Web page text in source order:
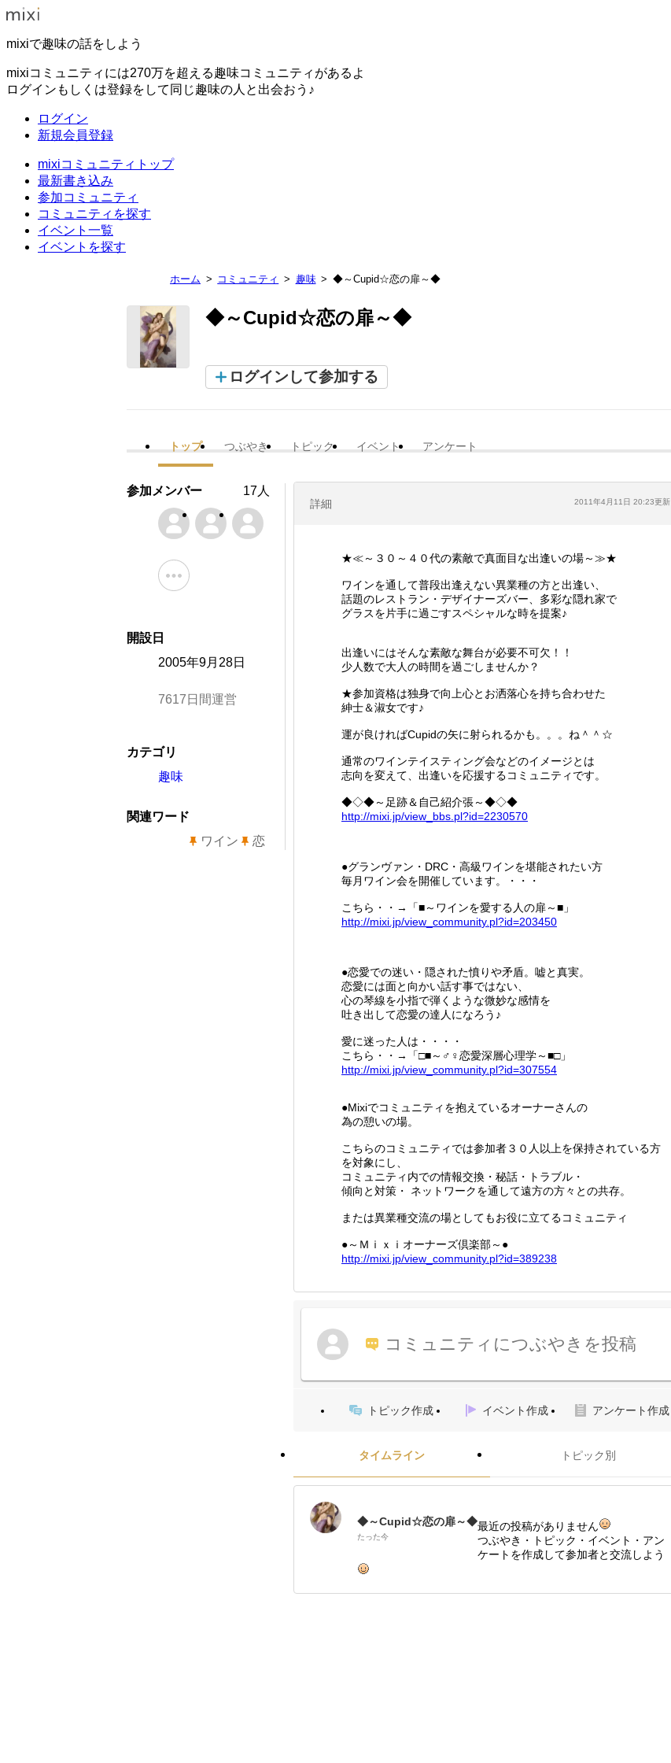
mixiで趣味の話をしよう
mixiコミュニティには270万を超える趣味コミュニティがあるよ
ログインもしくは登録をして同じ趣味の人と出会おう♪
ログイン
新規会員登録
mixiコミュニティトップ
最新書き込み
参加コミュニティ
コミュニティを探す
イベント一覧
イベントを探す
ホーム コミュニティ 趣味 ◆～Cupid☆恋の扉～◆
◆～Cupid☆恋の扉～◆
ログインして参加する
トップ つぶやき トピック イベント アンケート
詳細 2011年4月11日 20:23更新
★≪～３０～４０代の素敵で真面目な出逢いの場～≫★
ワインを通して普段出逢えない異業種の方と出逢い、
話題のレストラン・デザイナーズバー、多彩な隠れ家で
グラスを片手に過ごすスペシャルな時を提案♪
出逢いにはそんな素敵な舞台が必要不可欠！！
少人数で大人の時間を過ごしませんか？
★参加資格は独身で向上心とお洒落心を持ち合わせた
紳士＆淑女です♪
運が良ければCupidの矢に射られるかも。。。ね＾＾☆
通常のワインテイスティング会などのイメージとは
志向を変えて、出逢いを応援するコミュニティです。
◆◇◆～足跡＆自己紹介張～◆◇◆
http://mixi.jp/view_bbs.pl?id=2230570
●グランヴァン・DRC・高級ワインを堪能されたい方
毎月ワイン会を開催しています。・・・
こちら・・→「■～ワインを愛する人の扉～■」
http://mixi.jp/view_community.pl?id=203450
●恋愛での迷い・隠された憤りや矛盾。嘘と真実。
恋愛には面と向かい話す事ではない、
心の琴線を小指で弾くような微妙な感情を
吐き出して恋愛の達人になろう♪
愛に迷った人は・・・・
こちら・・→「□■～♂♀恋愛深層心理学～■□」
http://mixi.jp/view_community.pl?id=307554
●Mixiでコミュニティを抱えているオーナーさんの
為の憩いの場。
こちらのコミュニティでは参加者３０人以上を保持されている方
を対象にし、
コミュニティ内での情報交換・秘話・トラブル・
傾向と対策・ ネットワークを通して遠方の方々との共存。
または異業種交流の場としてもお役に立てるコミュニティ
●～Ｍｉｘｉオーナーズ倶楽部～●
http://mixi.jp/view_community.pl?id=389238
コミュニティにつぶやきを投稿
トピック作成 イベント作成 アンケート作成
タイムライン トピック別
◆～Cupid☆恋の扉～◆
たった今
最近の投稿がありません
つぶやき・トピック・イベント・アン
ケートを作成して参加者と交流しよう
参加メンバー 17人
開設日
2005年9月28日
7617日間運営
カテゴリ
趣味
関連ワード
ワイン
恋